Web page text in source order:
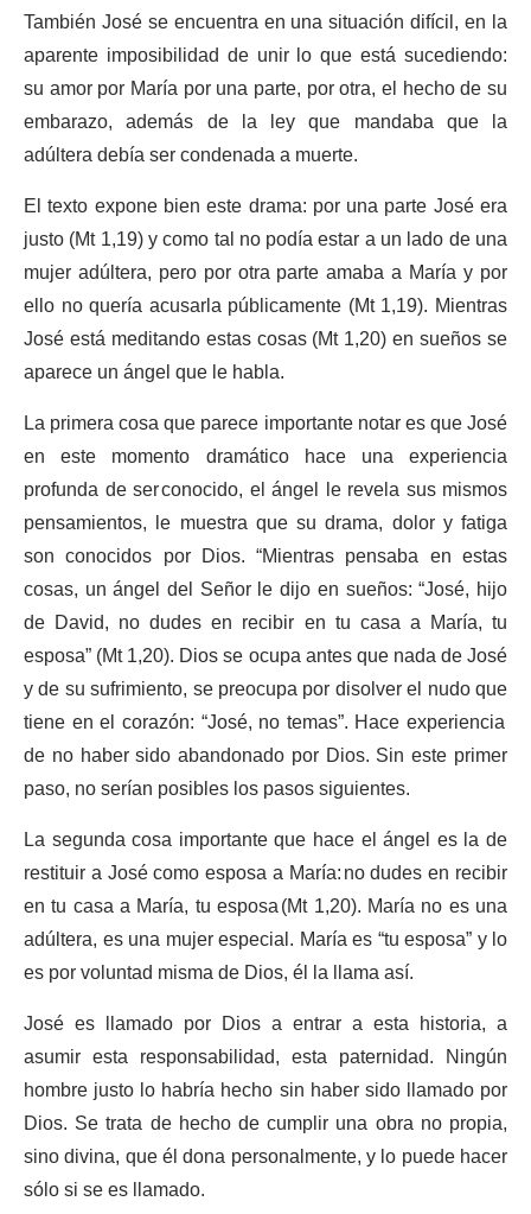
También José se encuentra en una situación difícil, en la
aparente imposibilidad de unir lo que está sucediendo:
su amor por María por una parte, por otra, el hecho de su
embarazo, además de la ley que mandaba que la
adúltera debía ser condenada a muerte.
El texto expone bien este drama: por una parte José era
justo (Mt 1,19) y como tal no podía estar a un lado de una
mujer adúltera, pero por otra parte amaba a María y por
ello no quería acusarla públicamente (Mt 1,19). Mientras
José está meditando estas cosas (Mt 1,20) en sueños se
aparece un ángel que le habla.
La primera cosa que parece importante notar es que José
en este momento dramático hace una experiencia
profunda de ser conocido, el ángel le revela sus mismos
pensamientos, le muestra que su drama, dolor y fatiga
son conocidos por Dios. “Mientras pensaba en estas
cosas, un ángel del Señor le dijo en sueños: “José, hijo
de David, no dudes en recibir en tu casa a María, tu
esposa” (Mt 1,20). Dios se ocupa antes que nada de José
y de su sufrimiento, se preocupa por disolver el nudo que
tiene en el corazón: “José, no temas”. Hace experiencia
de no haber sido abandonado por Dios. Sin este primer
paso, no serían posibles los pasos siguientes.
La segunda cosa importante que hace el ángel es la de
restituir a José como esposa a María: no dudes en recibir
en tu casa a María, tu esposa (Mt 1,20). María no es una
adúltera, es una mujer especial. María es “tu esposa” y lo
es por voluntad misma de Dios, él la llama así.
José es llamado por Dios a entrar a esta historia, a
asumir esta responsabilidad, esta paternidad. Ningún
hombre justo lo habría hecho sin haber sido llamado por
Dios. Se trata de hecho de cumplir una obra no propia,
sino divina, que él dona personalmente, y lo puede hacer
sólo si se es llamado.